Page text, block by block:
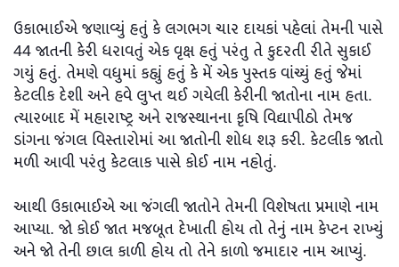
ઉકાભાઈએ જણાવ્યું હતું કે લગભગ ચાર દાયકાં પહેલાં તેમની પાસે
44 જાતની કેરી ધરાવતું એક વૃક્ષ હતું પરંતુ તે કુદરતી રીતે સુકાઈ
ગયું હતું. તેમણે વધુમાં કહ્યું હતું કે મેં એક પુસ્તક વાંચ્યું હતું જેમાં
કેટલીક દેશી અને હવે લુપ્ત થઈ ગયેલી કેરીની જાતોના નામ હતા.
ત્યારબાદ મેં મહારાષ્ટ્ર અને રાજસ્થાનના કૃષિ વિદ્યાપીઠો તેમજ
ડાંગના જંગલ વિસ્તારોમાં આ જાતોની શોધ શરૂ કરી. કેટલીક જાતો
મળી આવી પરંતુ કેટલાક પાસે કોઈ નામ નહોતું.
આથી ઉકાભાઈએ આ જંગલી જાતોને તેમની વિશેષતા પ્રમાણે નામ
આપ્યા. જો કોઈ જાત મજબૂત દેખાતી હોય તો તેનું નામ કેપ્ટન રાખ્યું
અને જો તેની છાલ કાળી હોય તો તેને કાળો જમાદાર નામ આપ્યું.